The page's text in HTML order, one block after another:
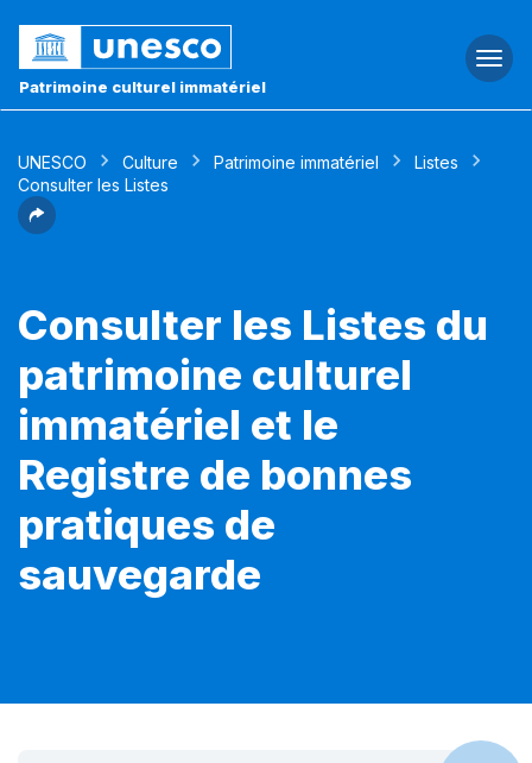
Patrimoine culturel immatériel
UNESCO Culture Patrimoine immatériel
Listes
Consulter les Listes
Consulter les Listes du
patrimoine culturel
immatériel et le
Registre de bonnes
pratiques de
sauvegarde